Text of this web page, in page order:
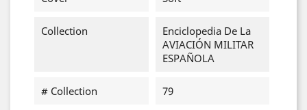
Collection
Enciclopedia De La
AVIACIÓN MILITAR
ESPAÑOLA
# Collection 79